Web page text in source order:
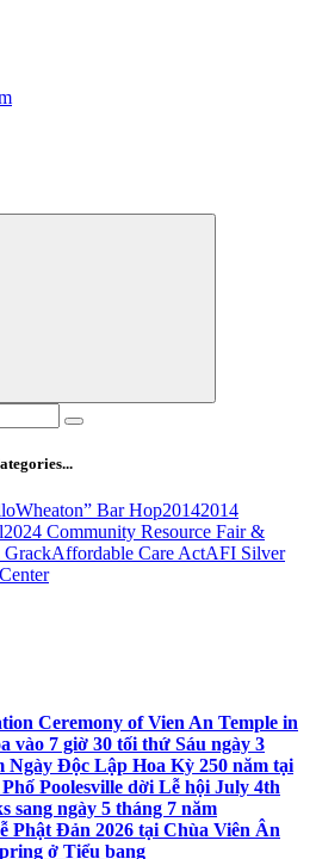
Bar Hop20142014
2024 Community Resource Fair &
GrackAffordable Care ActAFI Silver
Ceremony of Vien An Temple in
vào 7 giờ 30 tối thứ Sáu ngày 3
Ngày Độc Lập Hoa Kỳ 250 năm tại
Poolesville dời Lễ hội July 4th
sang ngày 5 tháng 7 năm
Đản 2026 tại Chùa Viên Ân
ở Tiểu bang